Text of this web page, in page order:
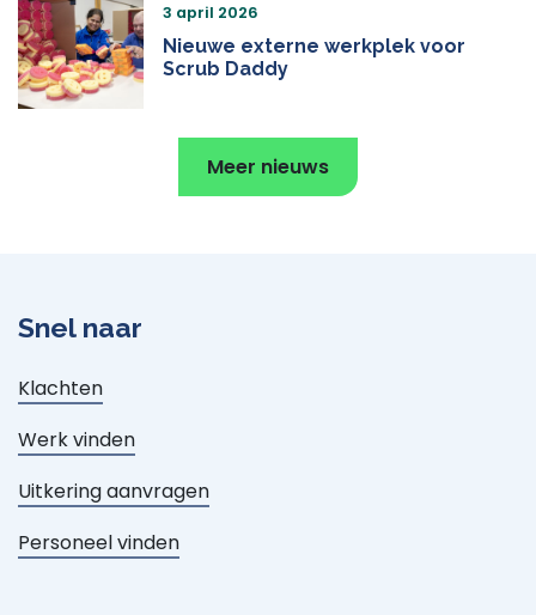
Nieuwe externe werkplek voor
Scrub Daddy
3 april 2026
Meer nieuws
Snel naar
Klachten
Werk vinden
Uitkering aanvragen
Personeel vinden